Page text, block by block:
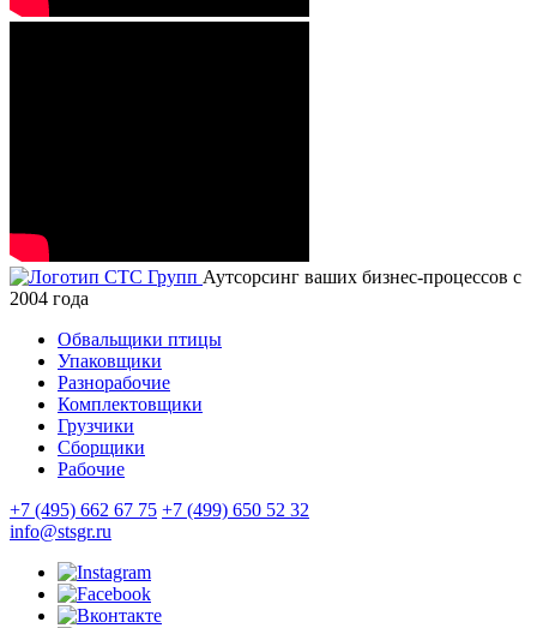
Аутсорсинг ваших бизнес-процессов с
2004 года
Обвальщики птицы
Упаковщики
Разнорабочие
Комплектовщики
Грузчики
Сборщики
Рабочие
+7 (495) 662 67 75 +7 (499) 650 52 32
info@stsgr.ru